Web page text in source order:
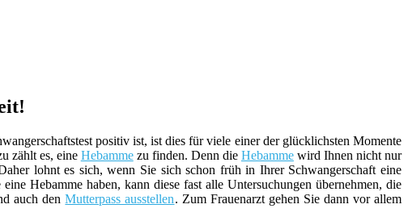
positiv ist, ist dies für viele einer der glücklichsten Momente
zählt es, eine Hebammezu finden. Denn die Hebammewird Ihnen nicht nur
lohnt es sich, wenn Sie sich schon früh in Ihrer Schwangerschaft eine
Hebamme haben, kann diese fast alle Untersuchungen übernehmen, die
auch denMutterpass ausstellen. Zum Frauenarzt gehen Sie dann vor allem